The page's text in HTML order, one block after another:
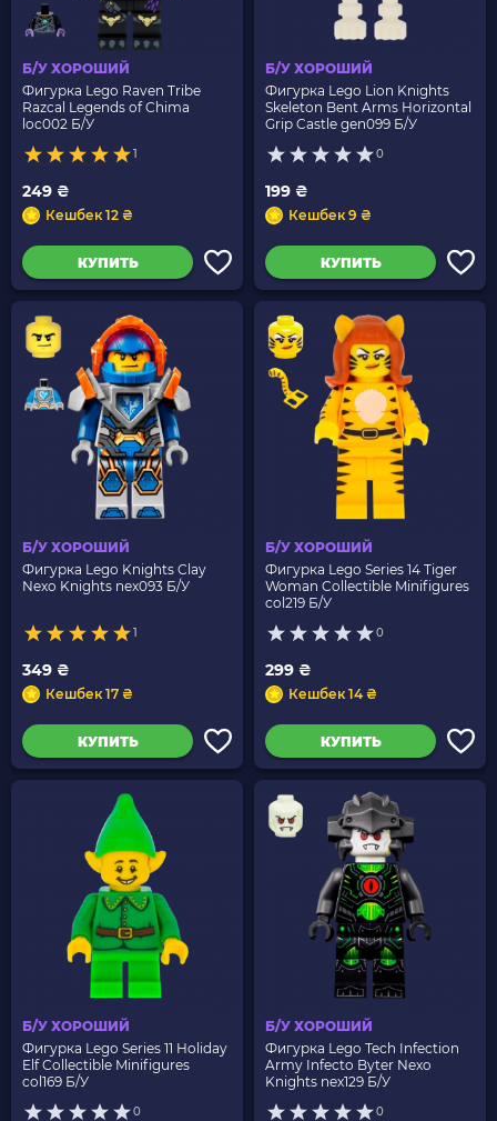
Б/У ХОРОШИЙ
Фигурка Lego Raven Tribe
Razcal Legends of Chima
loc002 Б/У
1
249 ₴
Кешбек 12 ₴
КУПИТЬ
Б/У ХОРОШИЙ
Фигурка Lego Lion Knights
Skeleton Bent Arms Horizontal
Grip Castle gen099 Б/У
0
199 ₴
Кешбек 9 ₴
КУПИТЬ
Б/У ХОРОШИЙ
Фигурка Lego Knights Clay
Nexo Knights nex093 Б/У
1
349 ₴
Кешбек 17 ₴
КУПИТЬ
Б/У ХОРОШИЙ
Фигурка Lego Series 14 Tiger
Woman Collectible Minifigures
col219 Б/У
0
299 ₴
Кешбек 14 ₴
КУПИТЬ
Б/У ХОРОШИЙ
Фигурка Lego Series 11 Holiday
Elf Collectible Minifigures
col169 Б/У
0
Б/У ХОРОШИЙ
Фигурка Lego Tech Infection
Army Infecto Byter Nexo
Knights nex129 Б/У
0